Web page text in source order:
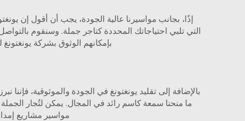
إذًا، بجانب مواسيرنا عالية الجودة، يجب أن أقول إن
بإمكانهم الوثوق بشركة يونغتونغ
بالإضافة إلى تقليد يونغتونغ في الجودة والموثوقية،
ما منحنا سمعة كاسم رائد في المجال. يمكن لتُجار الجملة
مواسير مشاريع